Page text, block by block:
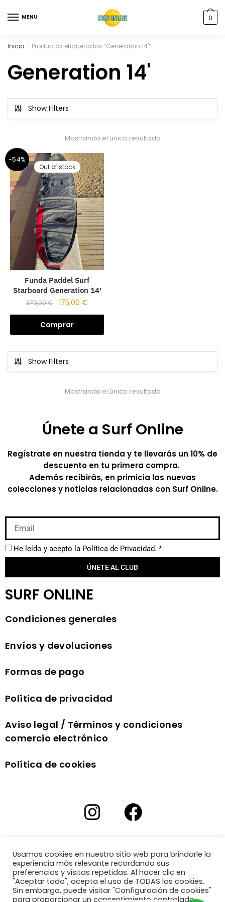
MENU 0
Inicio / Productos etiquetados “Generation 14'”
Generation 14'
Show Filters
Mostrando el único resultado
-54%
Out of stock
Funda Paddel Surf
Starboard Generation 14′
379,00€ 175,00€
Comprar
Show Filters
Mostrando el único resultado
Únete a Surf Online
Regístrate en nuestra tienda y te llevarás un 10% de
descuento en tu primera compra.
Además recibirás, en primicia las nuevas
colecciones y noticias relacionadas con Surf Online.
He leído y acepto la Política de Privacidad. *
ÚNETE AL CLUB
SURF ONLINE
Condiciones generales
Envíos y devoluciones
Formas de pago
Política de privacidad
Aviso legal / Términos y condiciones
comercio electrónico
Política de cookies
Usamos cookies en nuestro sitio web para brindarle la
experiencia más relevante recordando sus
preferencias y visitas repetidas. Al hacer clic en
"Aceptar todo", acepta el uso de TODAS las cookies.
Sin embargo, puede visitar "Configuración de cookies"
para proporcionar un consentimiento controlado.